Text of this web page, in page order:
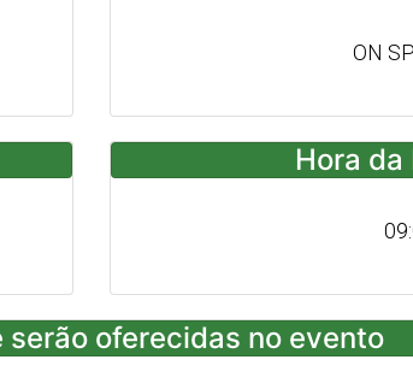
ON
Hora da
serão oferecidas no evento